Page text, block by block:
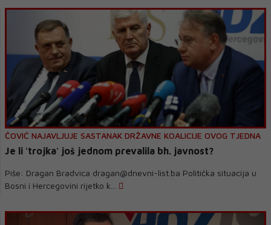
ČOVIĆ NAJAVLJUJE SASTANAK DRŽAVNE KOALICIJE OVOG TJEDNA
Je li 'trojka' još jednom prevalila bh. javnost?
Piše: Dragan Bradvica dragan@dnevni-list.ba Politička situacija u
Bosni i Hercegovini rijetko k...